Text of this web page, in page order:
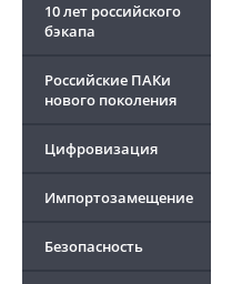
10 лет российского
бэкапа
Российские ПАКи
нового поколения
Цифровизация
Импортозамещение
Безопасность